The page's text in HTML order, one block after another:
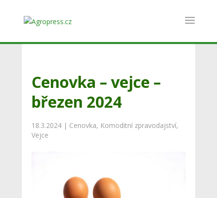
Cenovka – vejce –
březen 2024
18.3.2024| Cenovka, Komoditní zpravodajství,
Vejce